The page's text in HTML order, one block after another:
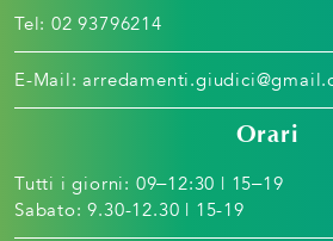
Tel: 02 93796214
E-Mail:
Orari
Tutti i giorni: 09–12:30 | 15–19
Sabato: 9.30-12.30 | 15-19